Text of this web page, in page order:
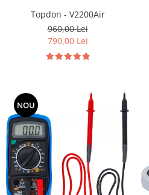
Topdon - V2200Air
960,00 Lei
790,00 Lei
NOU